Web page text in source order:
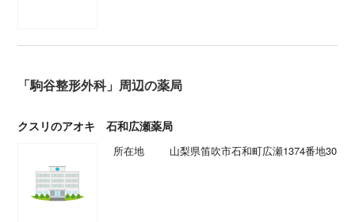
「駒谷整形外科」周辺の薬局
クスリのアオキ 石和広瀬薬局
所在地 山梨県笛吹市石和町広瀬1374番地30